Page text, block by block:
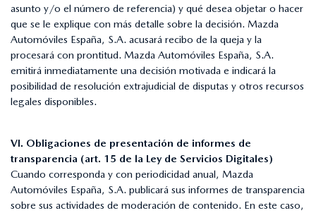
asunto y/o el número de referencia) y qué desea objetar o hacer
que se le explique con más detalle sobre la decisión. Mazda
Automóviles España, S.A. acusará recibo de la queja y la
procesará con prontitud. Mazda Automóviles España, S.A.
emitirá inmediatamente una decisión motivada e indicará la
posibilidad de resolución extrajudicial de disputas y otros recursos
legales disponibles.
VI. Obligaciones de presentación de informes de
transparencia (art. 15 de la Ley de Servicios Digitales)
Cuando corresponda y con periodicidad anual, Mazda
Automóviles España, S.A. publicará sus informes de transparencia
sobre sus actividades de moderación de contenido. En este caso,